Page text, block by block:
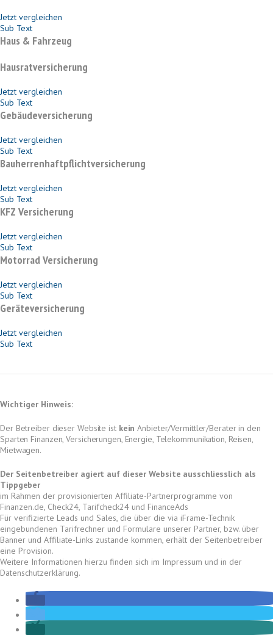
Jetzt vergleichen
Sub Text
Haus & Fahrzeug
Hausratversicherung
Jetzt vergleichen
Sub Text
Gebäudeversicherung
Jetzt vergleichen
Sub Text
Bauherrenhaftpflichtversicherung
Jetzt vergleichen
Sub Text
KFZ Versicherung
Jetzt vergleichen
Sub Text
Motorrad Versicherung
Jetzt vergleichen
Sub Text
Geräteversicherung
Jetzt vergleichen
Sub Text
Wichtiger Hinweis:
Der Betreiber dieser Website ist kein Anbieter/Vermittler/Berater in den
Sparten Finanzen, Versicherungen, Energie, Telekommunikation, Reisen,
Mietwagen.
Der Seitenbetreiber agiert auf dieser Website ausschliesslich als
Tippgeber
im Rahmen der provisionierten Affiliate-Partnerprogramme von
Finanzen.de, Check24, Tarifcheck24 und FinanceAds
Für verifizierte Leads und Sales, die über die via iFrame-Technik
eingebundenen Tarifrechner und Formulare unserer Partner, bzw. über
Banner und Affiliate-Links zustande kommen, erhält der Seitenbetreiber
eine Provision.
Weitere Informationen hierzu finden sich im Impressum und in der
Datenschutzerklärung.